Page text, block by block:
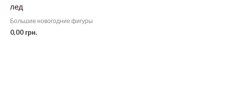
лед
Большие новогодние фигуры
0,00 грн.